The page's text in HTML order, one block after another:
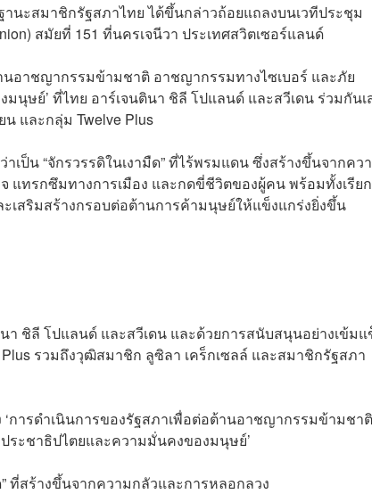
ะสมาชิกรัฐสภาไทย ได้ขึ้นกล่าวถ้อยแถลงบนเวทีประชุม
สมัยที่ 151 ที่นครเจนีวา ประเทศสวิตเซอร์แลนด์
นอาชญากรรมข้ามชาติ อาชญากรรมทางไซเบอร์ และภัย
ษย์’ ที่ไทย อาร์เจนตินา ชิลี โปแลนด์ และสวีเดน ร่วมกันเ
และกลุ่ม Twelve Plus
ป็น “จักรวรรดิในเงามืด” ที่ไร้พรมแดน ซึ่งสร้างขึ้นจากคว
แทรกซึมทางการเมือง และกดขี่ชีวิตของผู้คน พร้อมทั้งเรีย
สริมสร้างกรอบต่อต้านการค้ามนุษย์ให้แข็งแกร่งยิ่งขึ้น
า ชิลี โปแลนด์ และสวีเดน และด้วยการสนับสนุนอย่างเข้มแ
รวมถึงวุฒิสมาชิก ลูซิลา เคร็กเซลล์ และสมาชิกรัฐสภา
‘การดำเนินการของรัฐสภาเพื่อต่อต้านอาชญากรรมข้ามชาติ
ะชาธิปไตยและความมั่นคงของมนุษย์’
ที่สร้างขึ้นจากความกลัวและการหลอกลวง